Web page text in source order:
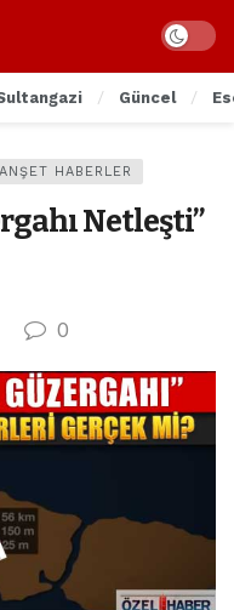
Güncel
HABERLER
Netleşti”
0